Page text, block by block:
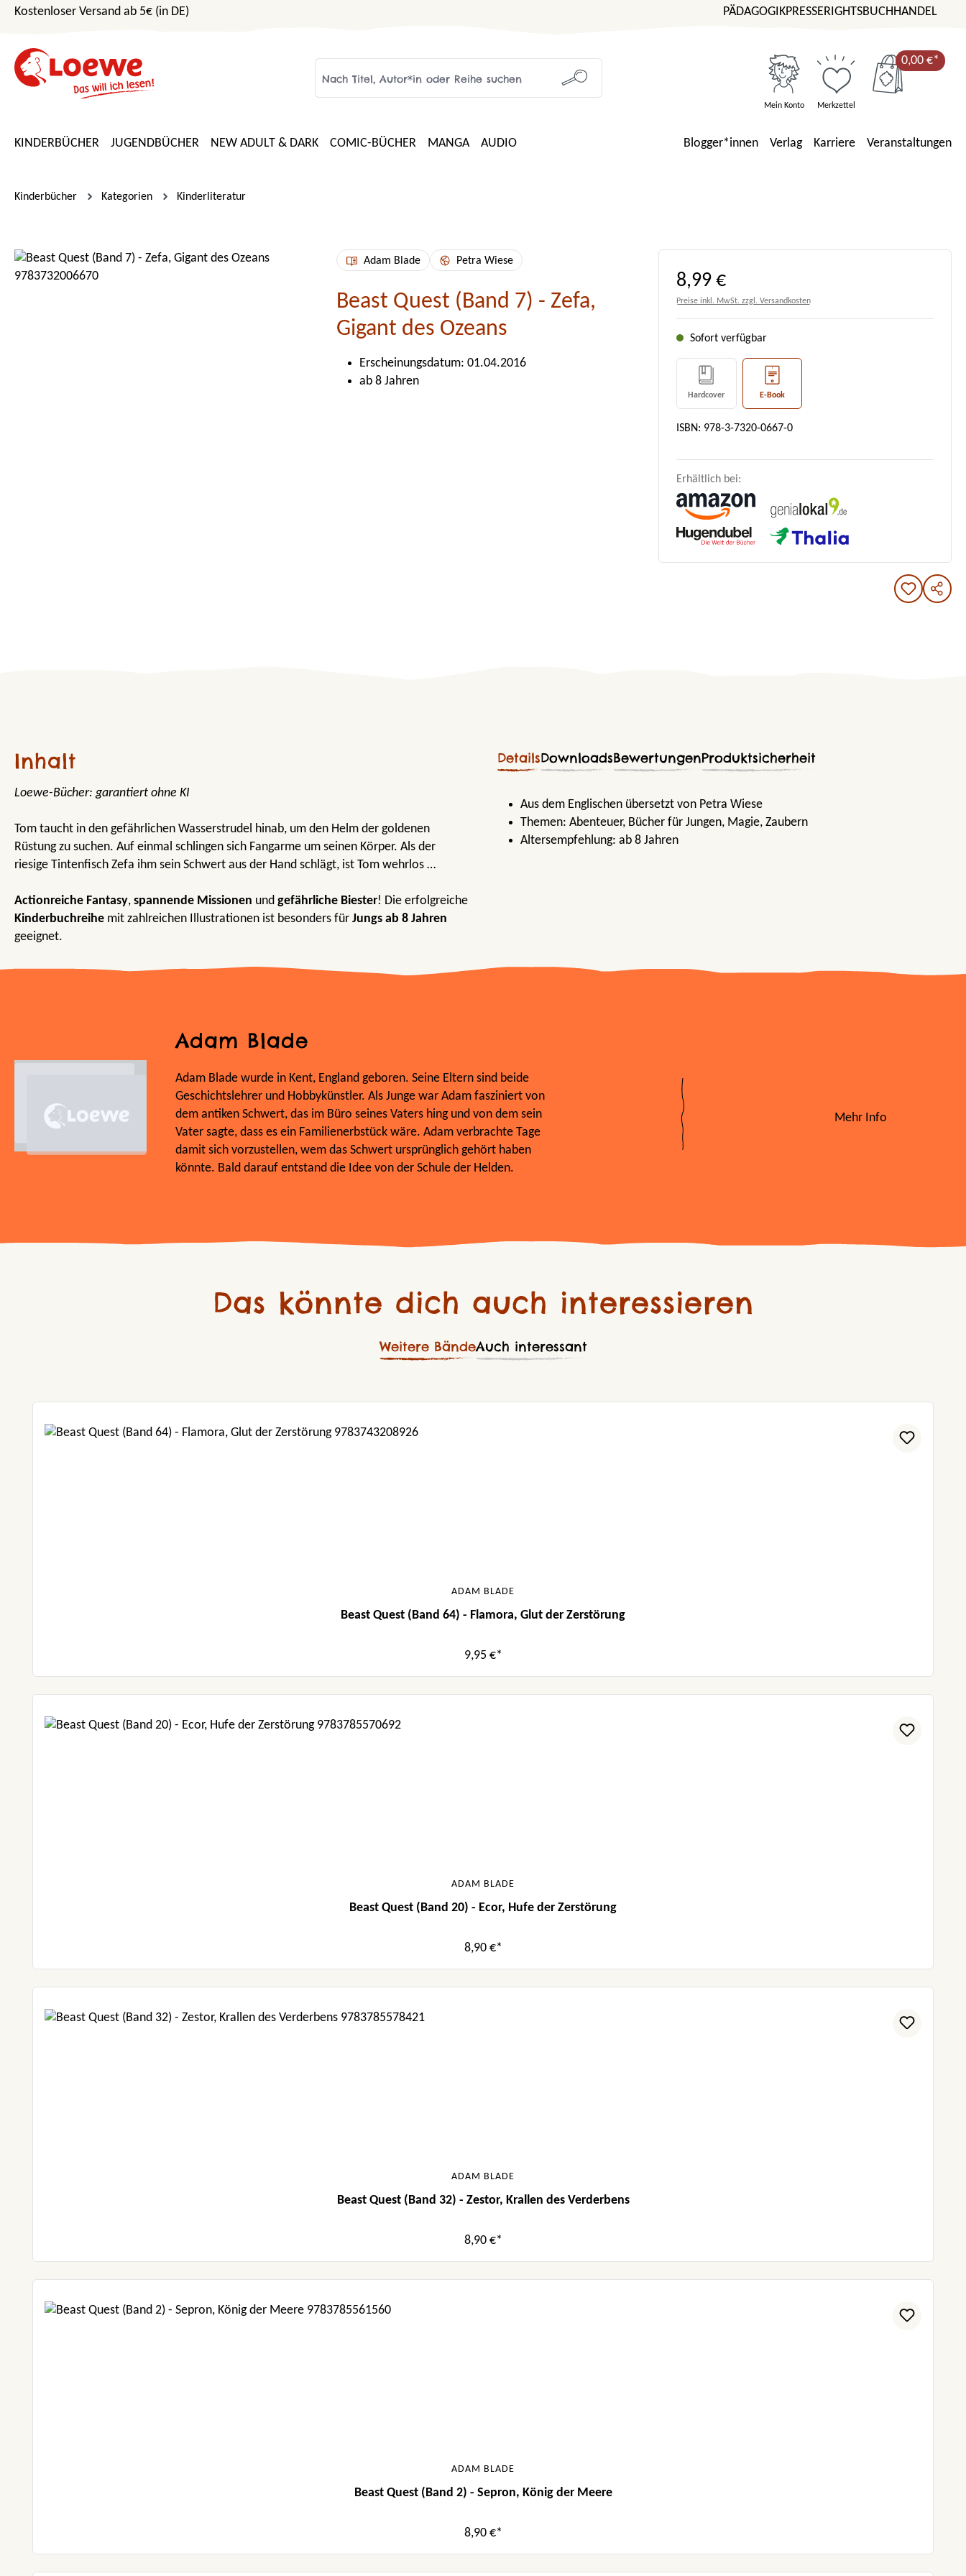
Hauptinhalt springen
Zur Suche springen
Zur Hauptnavigation springen
Kostenloser Versand ab 5€ (in DE) PÄDAGOGIKPRESSERIGHTSBUCHHANDEL
Mein Konto Merkzettel
0,00 €*
KINDERBÜCHER JUGENDBÜCHER NEW ADULT & DARK COMIC-BÜCHER MANGA AUDIO Blogger*innen Verlag Karriere Veranstaltungen
Kinderbücher Kategorien Kinderliteratur
Bildergalerie überspringen Adam Blade Petra Wiese
Beast Quest (Band 7) - Zefa,
Gigant des Ozeans
Erscheinungsdatum: 01.04.2016
ab 8 Jahren
Regulärer Preis:
8,99 €
Preise inkl. MwSt. zzgl. Versandkosten
Sofort verfügbar
Hardcover E-Book
ISBN: 978-3-7320-0667-0
Erhältlich bei:
Inhalt
Loewe-Bücher: garantiert ohne KI
Tom taucht in den gefährlichen Wasserstrudel hinab, um den Helm der goldenen
Rüstung zu suchen. Auf einmal schlingen sich Fangarme um seinen Körper. Als der
riesige Tintenfisch Zefa ihm sein Schwert aus der Hand schlägt, ist Tom wehrlos …
Actionreiche Fantasy, spannende Missionen und gefährliche Biester! Die erfolgreiche
Kinderbuchreihe mit zahlreichen Illustrationen ist besonders für Jungs ab 8 Jahren
geeignet.
DetailsDownloadsBewertungenProduktsicherheit
Aus dem Englischen übersetzt von Petra Wiese
Themen: Abenteuer, Bücher für Jungen, Magie, Zaubern
Altersempfehlung: ab 8 Jahren
Adam Blade
Adam Blade wurde in Kent, England geboren. Seine Eltern sind beide
Geschichtslehrer und Hobbykünstler. Als Junge war Adam fasziniert von
dem antiken Schwert, das im Büro seines Vaters hing und von dem sein
Vater sagte, dass es ein Familienerbstück wäre. Adam verbrachte Tage
damit sich vorzustellen, wem das Schwert ursprünglich gehört haben
könnte. Bald darauf entstand die Idee von der Schule der Helden.
Mehr Info
Das könnte dich auch interessieren
Weitere BändeAuch interessant
ADAM BLADE
Beast Quest (Band 64) - Flamora, Glut der Zerstörung
9,95 €*
ADAM BLADE
Beast Quest (Band 20) - Ecor, Hufe der Zerstörung
8,90 €*
ADAM BLADE
Beast Quest (Band 32) - Zestor, Krallen des Verderbens
8,90 €*
ADAM BLADE
Beast Quest (Band 2) - Sepron, König der Meere
8,90 €*